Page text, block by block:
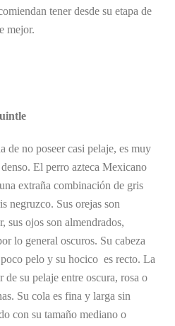
tener desde su etapa de
mejor.
de no poseer casi pelaje, es muy
El perro azteca Mexicano
extraña combinación de gris
negruzco. Sus orejas son
sus ojos son almendrados,
lo general oscuros. Su cabeza
pelo y su hocico es recto. La
su pelaje entre oscura, rosa o
Su cola es fina y larga sin
con su tamaño mediano o